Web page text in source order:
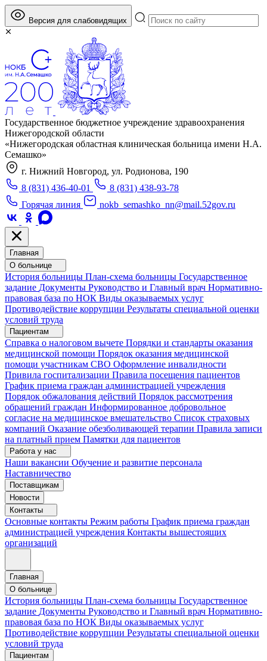
Версия для слабовидящих
Государственное бюджетное учреждение здравоохранения
Нижегородской области
«Нижегородская областная клиническая больница имени Н.А.
Семашко»
г. Нижний Новгород, ул. Родионова, 190
8 (831) 436-40-01
8 (831) 438-93-78
Горячая линия
nokb_semashko_nn@mail.52gov.ru
Главная
О больнице
История больницы План-схема больницы Государственное
задание Документы Руководство и Главный врач Нормативно-
правовая база по НОК Виды оказываемых услуг
Противодействие коррупции Результаты специальной оценки
условий труда
Пациентам
Справка о налоговом вычете Порядки и стандарты оказания
медицинской помощи Порядок оказания медицинской
помощи участникам СВО Оформление инвалидности
Привила госпитализации Правила посещения пациентов
График приема граждан администрацией учреждения
Порядок обжалования действий Порядок рассмотрения
обращений граждан Информированное добровольное
согласие на медицинское вмешательство Список страховых
компаний Оказание обезболивающей терапии Правила записи
на платный прием Памятки для пациентов
Работа у нас
Наши вакансии Обучение и развитие персонала
Наставничество
Поставщикам
Новости
Контакты
Основные контакты Режим работы График приема граждан
администрацией учреждения Контакты вышестоящих
организаций
Главная
О больнице
История больницы План-схема больницы Государственное
задание Документы Руководство и Главный врач Нормативно-
правовая база по НОК Виды оказываемых услуг
Противодействие коррупции Результаты специальной оценки
условий труда
Пациентам